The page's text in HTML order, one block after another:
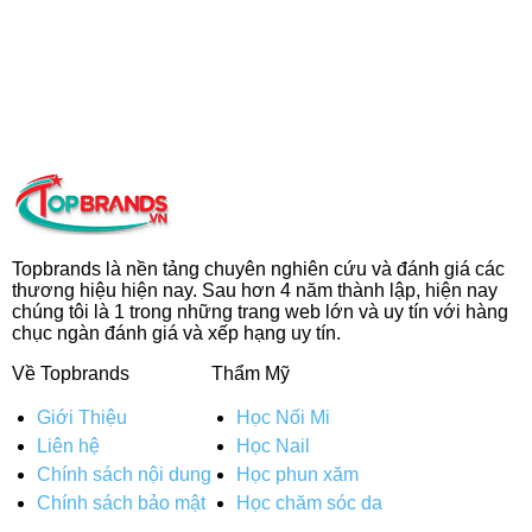
Topbrands là nền tảng chuyên nghiên cứu và đánh giá các
thương hiệu hiện nay. Sau hơn 4 năm thành lập, hiện nay
chúng tôi là 1 trong những trang web lớn và uy tín với hàng
chục ngàn đánh giá và xếp hạng uy tín.
Về Topbrands
Giới Thiệu
Liên hệ
Chính sách nội dung
Chính sách bảo mật
Thẩm Mỹ
Học Nối Mi
Học Nail
Học phun xăm
Học chăm sóc da